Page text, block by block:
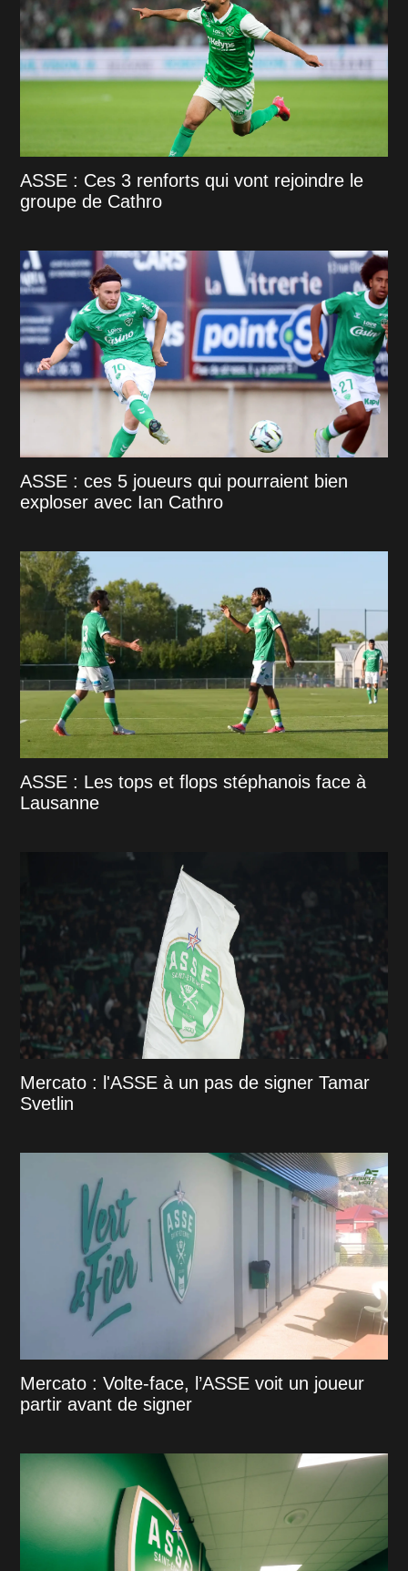
ASSE : Ces 3 renforts qui vont rejoindre le
groupe de Cathro
ASSE : ces 5 joueurs qui pourraient bien
exploser avec Ian Cathro
ASSE : Les tops et flops stéphanois face à
Lausanne
Mercato : l'ASSE à un pas de signer Tamar
Svetlin
Mercato : Volte-face, l’ASSE voit un joueur
partir avant de signer